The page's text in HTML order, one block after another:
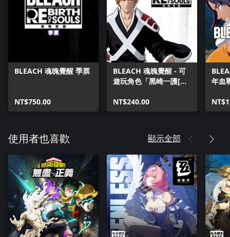
BLEACH 魂魄覺醒 季票
NT$750.00
BLEACH 魂魄覺醒 - 可
遊玩角色「黑崎一護[千
NT$240.00
年血
一
使用者也喜歡 顯示全部